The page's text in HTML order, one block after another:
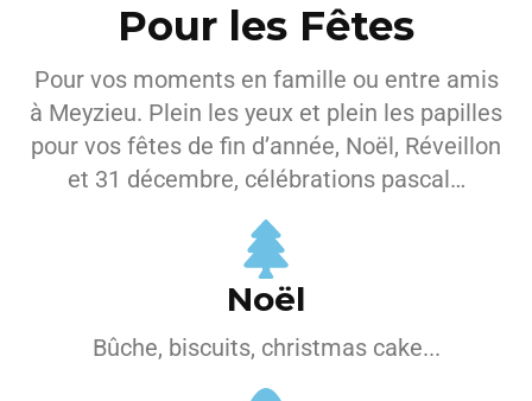
Pour les Fêtes
Pour vos moments en famille ou entre amis
à Meyzieu. Plein les yeux et plein les papilles
pour vos fêtes de fin d’année, Noël, Réveillon
et 31 décembre, célébrations pascal…
Noël
Bûche, biscuits, christmas cake...